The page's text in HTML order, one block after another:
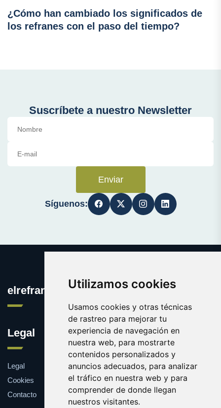
Utilizamos cookies
Usamos cookies y otras técnicas
de rastreo para mejorar tu
experiencia de navegación en
nuestra web, para mostrarte
contenidos personalizados y
anuncios adecuados, para analizar
el tráfico en nuestra web y para
comprender de donde llegan
nuestros visitantes.
¿Cómo han cambiado los significados de
los refranes con el paso del tiempo?
Suscríbete a nuestro Newsletter
Enviar
Síguenos:
elrefranero.es
Legal
Legal
Cookies
Contacto